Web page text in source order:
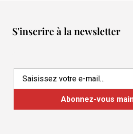
S'inscrire à la newsletter